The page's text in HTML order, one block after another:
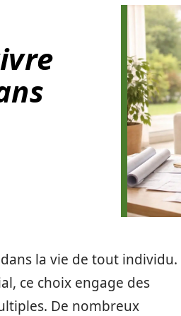
la vie de tout individu.
ce choix engage des
De nombreux